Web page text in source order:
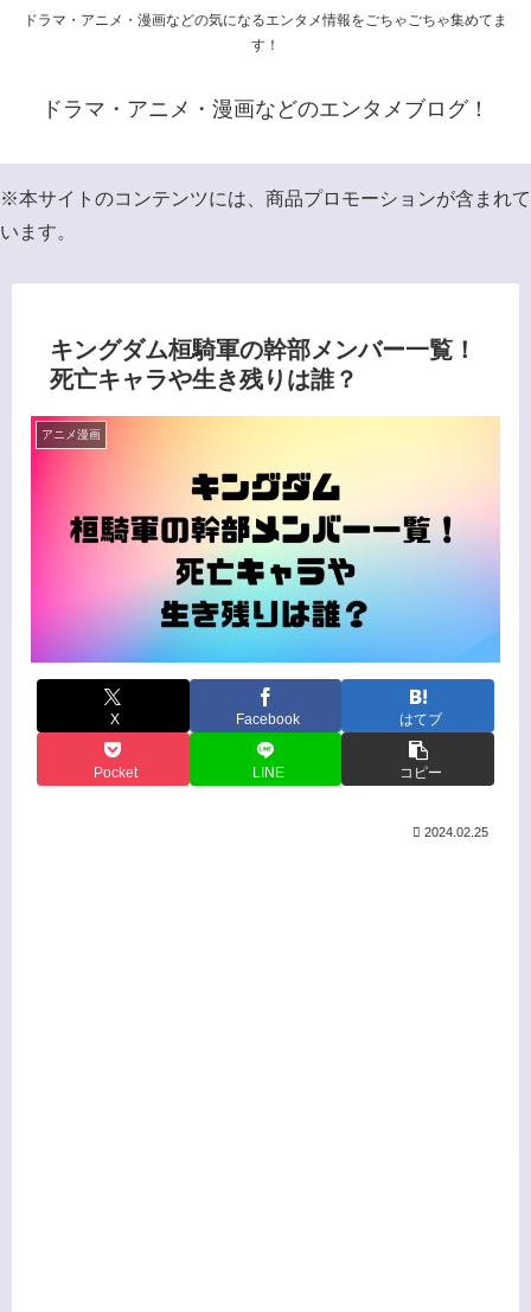
ドラマ・アニメ・漫画などの気になるエンタメ情報をごちゃごちゃ集めてま
す！
ドラマ・アニメ・漫画などのエンタメブログ！
※本サイトのコンテンツには、商品プロモーションが含まれて
います。
キングダム桓騎軍の幹部メンバー一覧！
死亡キャラや生き残りは誰？
アニメ漫画
X Facebook はてブ
Pocket LINE コピー
2024.02.25